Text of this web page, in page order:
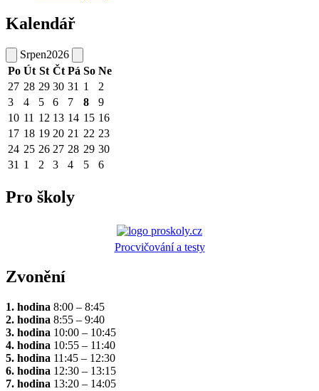
Kalendář
Srpen2026
Po Út St Čt Pá So Ne
27 28 29 30 31 1
2
3
4 5 6 7 8
9
10 11 12 13 14 15 16
17 18 19 20 21 22 23
24 25 26 27 28 29 30
31 1 2 3 4 5 6
Pro školy
Procvičování a testy
Zvonění
1. hodina 8:00 – 8:45
2. hodina 8:55 – 9:40
3. hodina 10:00 – 10:45
4. hodina 10:55 – 11:40
5. hodina 11:45 – 12:30
6. hodina 12:30 – 13:15
7. hodina 13:20 – 14:05